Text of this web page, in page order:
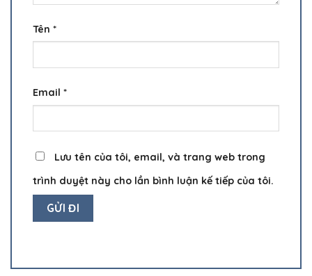
Tên *
Email *
Lưu tên của tôi, email, và trang web trong
trình duyệt này cho lần bình luận kế tiếp của tôi.